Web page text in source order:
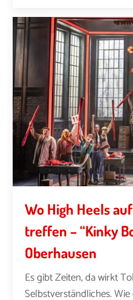
Wo High Heels
treffen – “Kinky
Oberhausen
Es gibt Zeiten, da wirkt
Selbstverständliches.